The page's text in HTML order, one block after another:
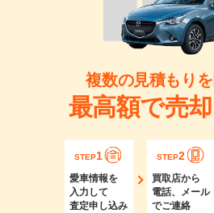
複数の見積もり
最高額で売
STEP1
愛車情報を
入力して
査定申し込み
STEP2
買取店から
電話、メール
でご連絡